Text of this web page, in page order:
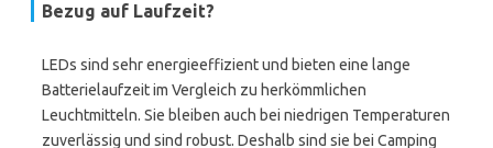
Bezug auf Laufzeit?
LEDs sind sehr energieeffizient und bieten eine lange
Batterielaufzeit im Vergleich zu herkömmlichen
Leuchtmitteln. Sie bleiben auch bei niedrigen Temperaturen
zuverlässig und sind robust. Deshalb sind sie bei Camping